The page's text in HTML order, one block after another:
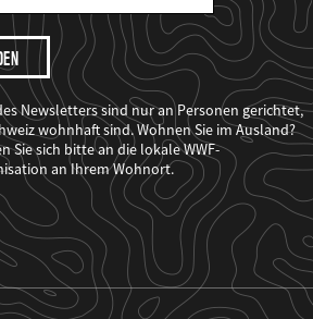
Newsletters sind nur an Personen gerichtet,
wohnhaft sind. Wohnen Sie im Ausland?
Sie sich bitte an die lokale WWF-
an Ihrem Wohnort.